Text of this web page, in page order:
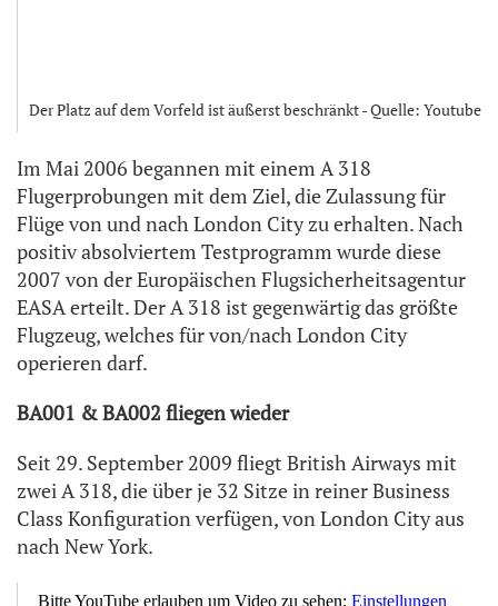
Der Platz auf dem Vorfeld ist äußerst beschränkt - Quelle: Youtube
Im Mai 2006 begannen mit einem A 318
Flugerprobungen mit dem Ziel, die Zulassung für
Flüge von und nach London City zu erhalten. Nach
positiv absolviertem Testprogramm wurde diese
2007 von der Europäischen Flugsicherheitsagentur
EASA erteilt. Der A 318 ist gegenwärtig das größte
Flugzeug, welches für von/nach London City
operieren darf.
BA001 & BA002 fliegen wieder
Seit 29. September 2009 fliegt British Airways mit
zwei A 318, die über je 32 Sitze in reiner Business
Class Konfiguration verfügen, von London City aus
nach New York.